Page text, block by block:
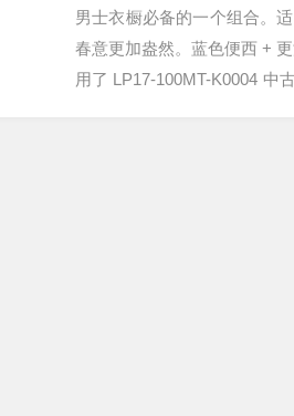
男士衣橱必备的一个组合。
春意更加盎然。蓝色便西 +
用了 LP17-100MT-K0004 中